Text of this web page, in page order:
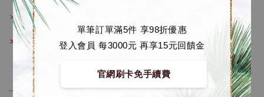
單筆訂單滿5件 享98折優惠
登入會員 每3000元 再享15元回饋金
官網刷卡免手續費
＊高配版附遙控器及發光地台
＊上色樣品預計2月公布
──────────────